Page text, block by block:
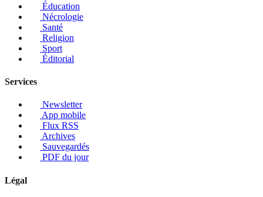
Éducation
Nécrologie
Santé
Religion
Sport
Éditorial
Services
Newsletter
App mobile
Flux RSS
Archives
Sauvegardés
PDF du jour
Légal